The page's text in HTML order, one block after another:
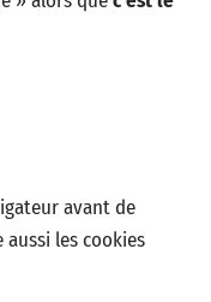
avant de
les cookies